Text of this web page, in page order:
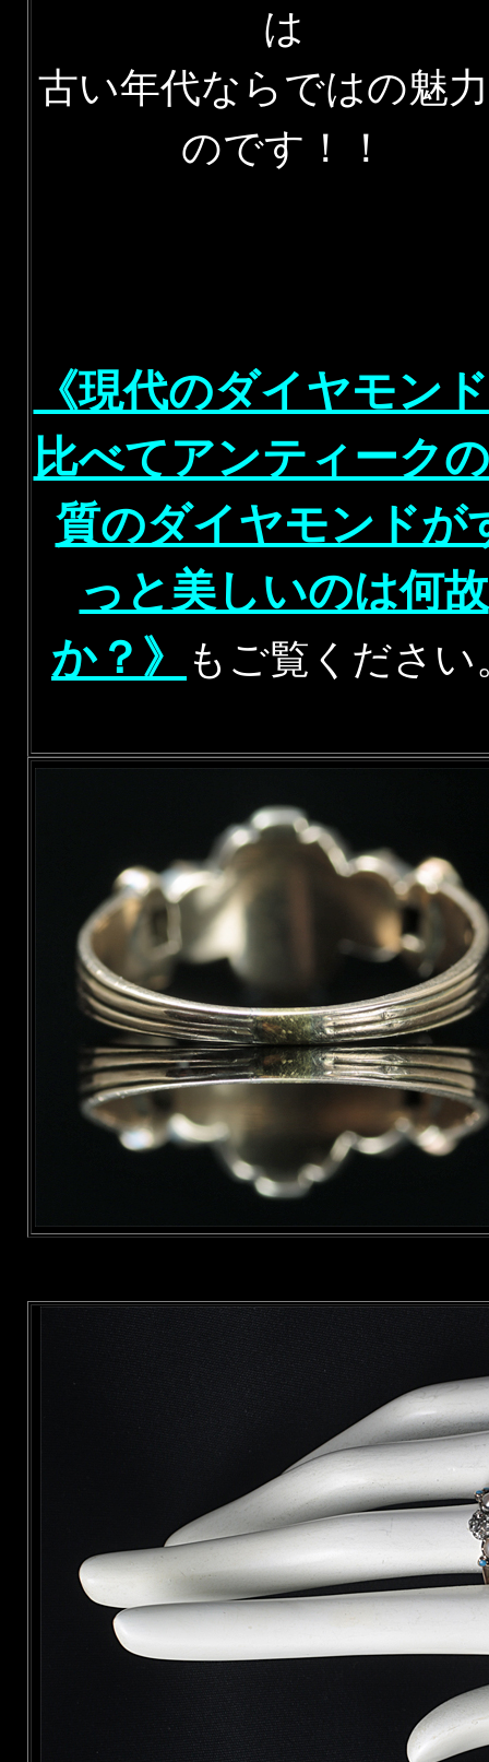
は
古い年代ならではの魅
のです！！
《現代のダイヤモン
比べてアンティーク
質のダイヤモンドが
っと美しいのは何故
か？》
もご覧ください